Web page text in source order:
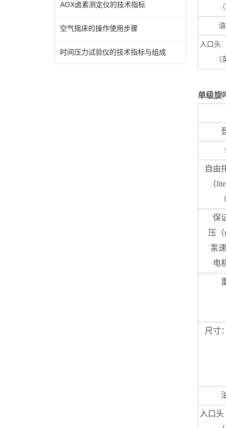
AOX卤素测定仪的技术指标
空气摇床的操作使用步骤
时间压力试验仪的技术指标与组成
入口头
（
单级旋
自由
（
保
压
泵
电
尺寸
入口